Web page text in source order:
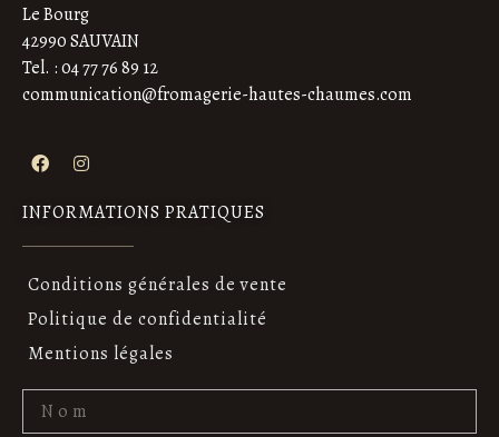
Le Bourg
42990 SAUVAIN
Tel. : 04 77 76 89 12
communication@fromagerie-hautes-chaumes.com
INFORMATIONS PRATIQUES
Conditions générales de vente
Politique de confidentialité
Mentions légales